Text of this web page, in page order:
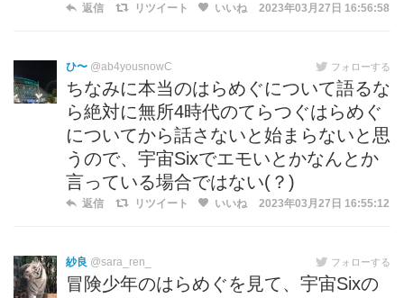
返信 リツイート いいね 2023年03月27日 16:56:58
ひ〜 @ab4yousnowC フォローする
ちなみに本当のはらめぐについて語るな
ら絶対に無所4時代のてらつぐはらめぐ
についてから話さないと始まらないと思
うので、宇宙Sixでエモいとかなんとか
言っている場合ではない(？)
返信 リツイート いいね 2023年03月27日 16:55:12
紗良 @sara_ren_ フォローする
冒険少年のはらめぐを見て、宇宙Sixの